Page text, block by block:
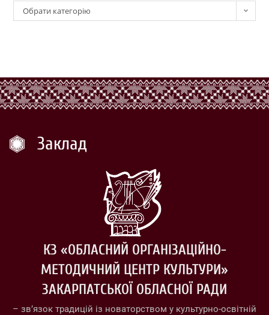
Обрати категорію
Заклад
КЗ «ОБЛАСНИЙ ОРГАНІЗАЦІЙНО-
МЕТОДИЧНИЙ ЦЕНТР КУЛЬТУРИ»
ЗАКАРПАТСЬКОЇ ОБЛАСНОЇ РАДИ
– зв’язок традицій із новаторством у культурно-освітній